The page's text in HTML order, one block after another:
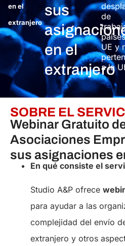
en el
extranjero
sus
en el
extranjero
de
UE y
a la
SOBRE EL
Webinar Gratuito
Asociaciones
sus asignaciones
En qué consiste el
Studio A&P ofrece
para ayudar a las
complejidad del envío
extranjero y otros